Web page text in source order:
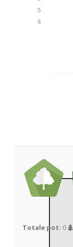
5
6
Totale pot: 0